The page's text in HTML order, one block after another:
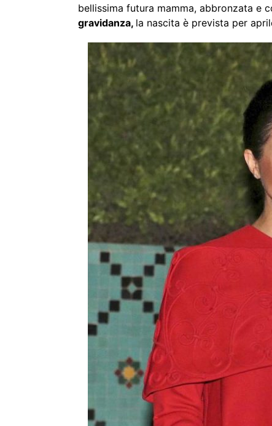
bellissima futura mamma, abbronzata e
gravidanza, la nascita è prevista per